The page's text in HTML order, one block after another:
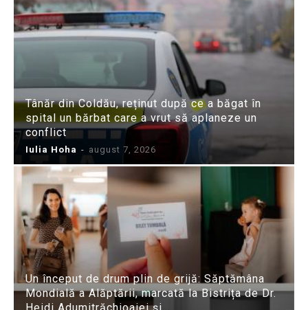
Tânăr din Coldău, reținut după ce a băgat în
spital un bărbat care a vrut să aplaneze un
conflict
Iulia Hoha - august 7, 2026
Un început de drum plin de grijă: Săptămâna
Mondială a Alăptării, marcată la Bistrița de Dr.